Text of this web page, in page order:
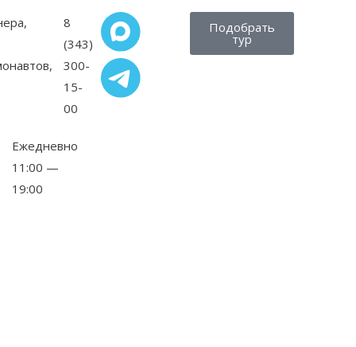
8
(343)
300-
15-
00
Ежедневно
11:00 —
19:00
Подобрать
тур